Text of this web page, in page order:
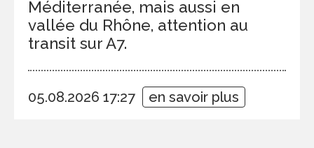
Méditerranée, mais aussi en
vallée du Rhône, attention au
transit sur A7.
05.08.2026 17:27 en savoir plus